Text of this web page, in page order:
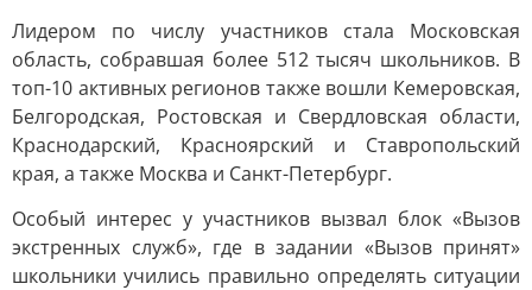
Лидером по числу участников стала Московская
область, собравшая более 512 тысяч школьников. В
топ-10 активных регионов также вошли Кемеровская,
Белгородская, Ростовская и Свердловская области,
Краснодарский, Красноярский и Ставропольский
края, а также Москва и Санкт-Петербург.
Особый интерес у участников вызвал блок «Вызов
экстренных служб», где в задании «Вызов принят»
школьники учились правильно определять ситуации